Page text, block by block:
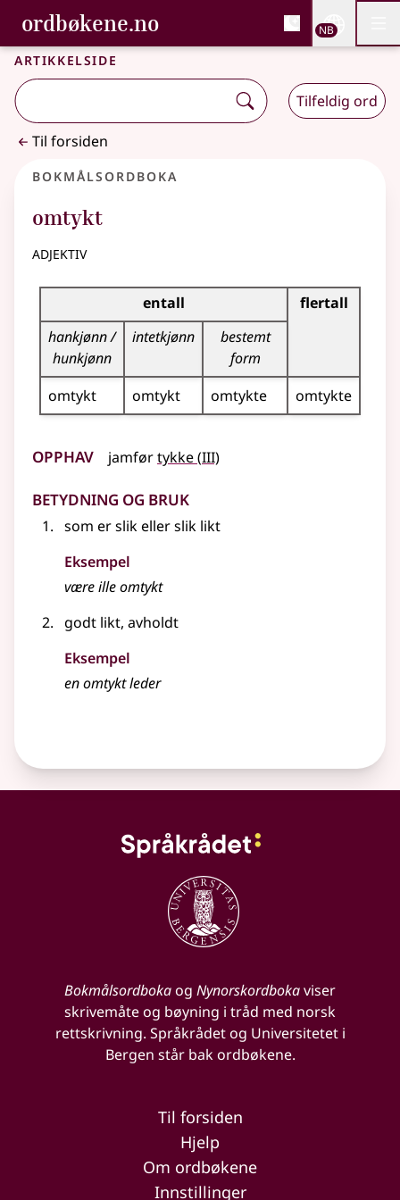
Gå til hovedinnhold
Tilgjengelighet
ordbøkene.no, Bokmålsordboka og
Bokmålsordboka og Nynorskordboka
NB
Artikkelside
Tilfeldig ord
Til forsiden
Bokmålsordboka
omtykt
adjektiv
Bøyingstabell for dette adjektivet
entall
flertall
hankjønn /
hunkjønn
intetkjønn
bestemt
form
omtykt
omtykt omtykte omtykte
Opphav jamførtykke(3
III)
Betydning og bruk
som er slikellerslik likt
Eksempel
være illeomtykt
godt likt, avholdt
Eksempel
enomtyktleder
Bokmålsordbokaog Nynorskordbokaviser
skrivemåte og bøyning i tråd med norsk
rettskrivning. Språkrådet og Universitetet i
Bergen står bak ordbøkene.
Til forsiden
Hjelp
Om ordbøkene
Innstillinger